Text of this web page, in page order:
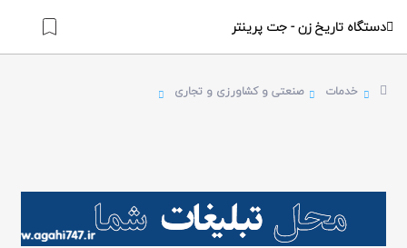
دستگاه تاریخ زن - جت پرینتر
خدمات صنعتی و کشاورزی و تجاری